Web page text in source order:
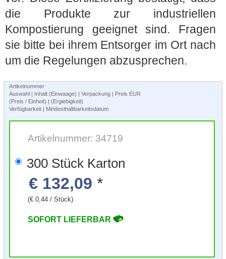
die Produkte zur industriellen
Kompostierung geeignet sind. Fragen
sie bitte bei ihrem Entsorger im Ort nach
um die Regelungen abzusprechen.
Artikelnummer
Auswahl | Inhalt (Einwaage) | Verpackung | Preis EUR
(Preis / Einheit) | (Ergiebigkeit)
Verfügbarkeit | Mindesthaltbarkeitsdatum
Artikelnummer: 34719
300 Stück Karton
€ 132,09 *
(€ 0,44 / Stück)
SOFORT LIEFERBAR